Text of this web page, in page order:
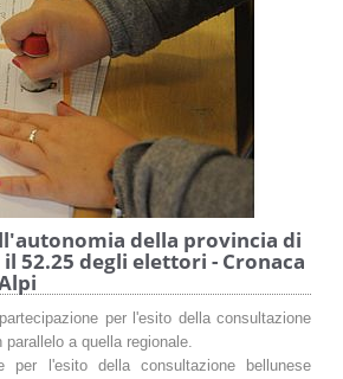
della provincia di
52.25 degli elettori - Cronaca
per l'esito della consultazione
a quella regionale.
per l'esito della consultazione bellunese